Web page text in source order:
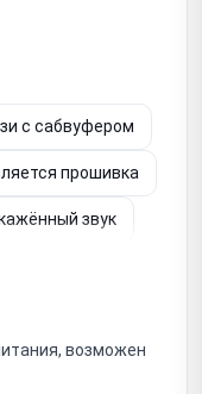
с сабвуфером
прошивка
звук
подключении
возможен